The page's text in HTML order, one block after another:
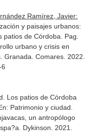
Ramírez, Javier:
y paisajes urbanos:
de Córdoba. Pag.
urbano y crisis en
. Granada. Comares. 2022.
Los patios de Córdoba
Patrimonio y ciudad.
un antropólogo
Dykinson. 2021.